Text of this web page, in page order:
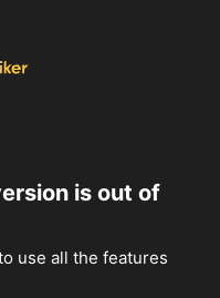
is out of
use all the features